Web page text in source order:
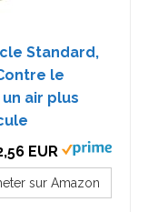
Standard,
le
air plus
EUR
sur Amazon